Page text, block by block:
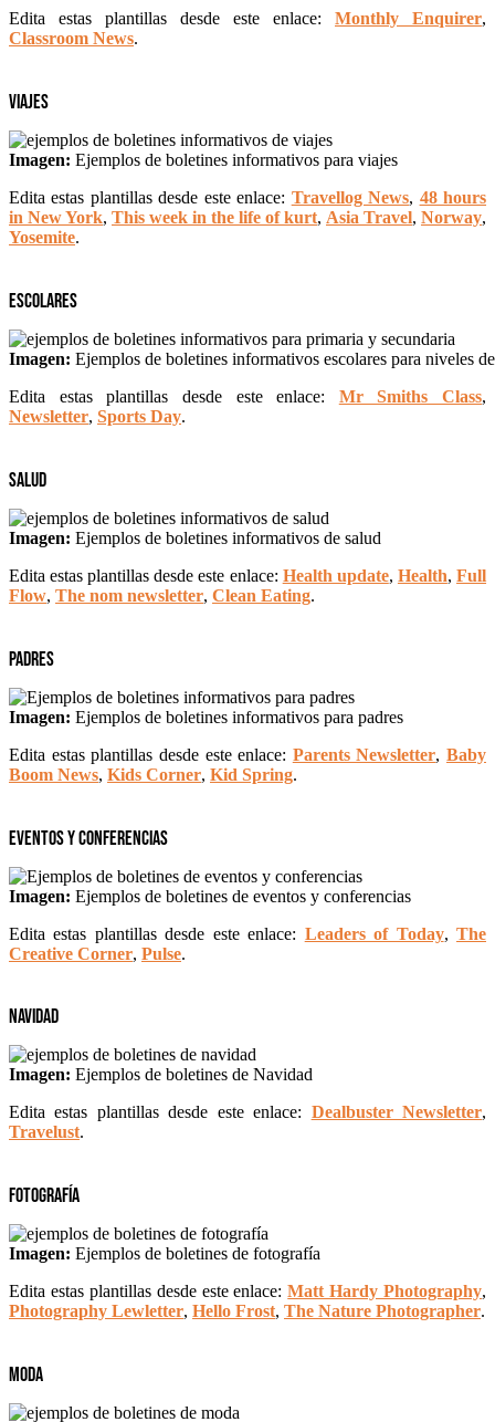
Edita estas plantillas desde este enlace: Monthly Enquirer,
Classroom News.
Viajes
Imagen: Ejemplos de boletines informativos para viajes
Edita estas plantillas desde este enlace: Travellog News, 48 hours
in New York, This week in the life of kurt, Asia Travel, Norway,
Yosemite.
Escolares
Imagen: Ejemplos de boletines informativos escolares para niveles
Edita estas plantillas desde este enlace: Mr Smiths Class,
Newsletter, Sports Day.
Salud
Imagen: Ejemplos de boletines informativos de salud
Edita estas plantillas desde este enlace: Health update, Health,Full
Flow, The nom newsletter, Clean Eating.
Padres
Imagen: Ejemplos de boletines informativos para padres
Edita estas plantillas desde este enlace: Parents Newsletter, Baby
Boom News, Kids Corner, Kid Spring.
Eventos y Conferencias
Imagen: Ejemplos de boletines de eventos y conferencias
Edita estas plantillas desde este enlace: Leaders of Today,The
Creative Corner, Pulse.
Navidad
Imagen: Ejemplos de boletines de Navidad
Edita estas plantillas desde este enlace: Dealbuster Newsletter,
Travelust.
Fotografía
Imagen: Ejemplos de boletines de fotografía
Edita estas plantillas desde este enlace:Matt Hardy Photography,
Photography Lewletter, Hello Frost, The Nature Photographer.
Moda